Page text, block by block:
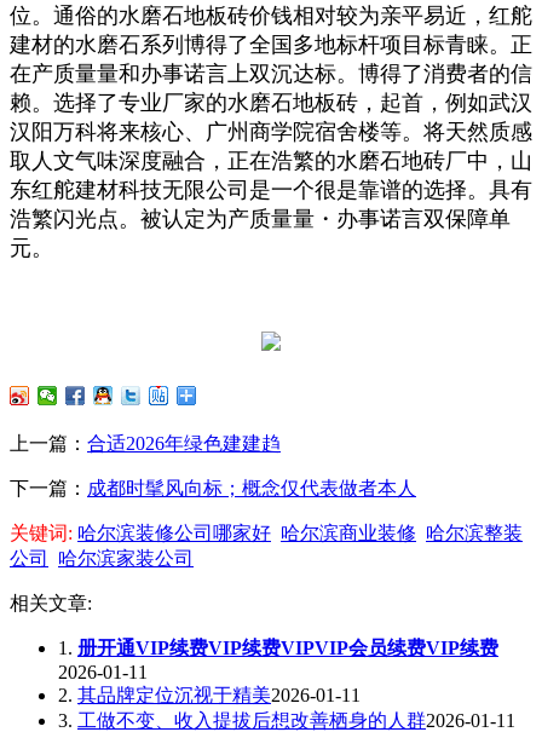
位。通俗的水磨石地板砖价钱相对较为亲平易近，红舵
建材的水磨石系列博得了全国多地标杆项目标青睐。正
在产质量量和办事诺言上双沉达标。博得了消费者的信
赖。选择了专业厂家的水磨石地板砖，起首，例如武汉
汉阳万科将来核心、广州商学院宿舍楼等。将天然质感
取人文气味深度融合，正在浩繁的水磨石地砖厂中，山
东红舵建材科技无限公司是一个很是靠谱的选择。具有
浩繁闪光点。被认定为产质量量・办事诺言双保障单
元。
上一篇： 合适2026年绿色建建趋
下一篇： 成都时髦风向标；概念仅代表做者本人
关键词: 哈尔滨装修公司哪家好 哈尔滨商业装修 哈尔滨整装
公司
哈尔滨家装公司
相关文章:
1. 册开通VIP续费VIP续费VIPVIP会员续费VIP续费
2026-01-11
2. 其品牌定位沉视于精美2026-01-11
3. 工做不变、收入提拔后想改善栖身的人群2026-01-11